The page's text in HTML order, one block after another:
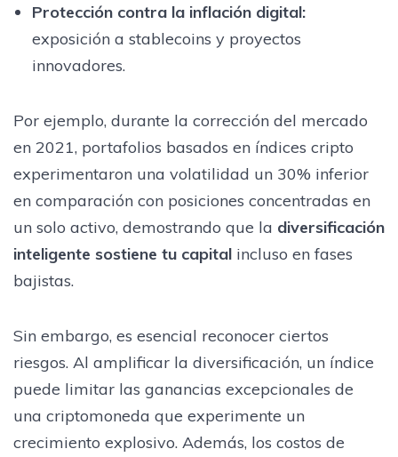
Protección contra la inflación digital:
exposición a stablecoins y proyectos
innovadores.
Por ejemplo, durante la corrección del mercado
en 2021, portafolios basados en índices cripto
experimentaron una volatilidad un 30% inferior
en comparación con posiciones concentradas en
un solo activo, demostrando que la diversificación
inteligente sostiene tu capital incluso en fases
bajistas.
Sin embargo, es esencial reconocer ciertos
riesgos. Al amplificar la diversificación, un índice
puede limitar las ganancias excepcionales de
una criptomoneda que experimente un
crecimiento explosivo. Además, los costos de